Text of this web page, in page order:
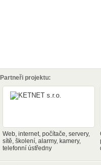
Partneři projektu:
Web, internet, počítače, servery,
sítě, školení, alarmy, kamery,
telefonní ústředny